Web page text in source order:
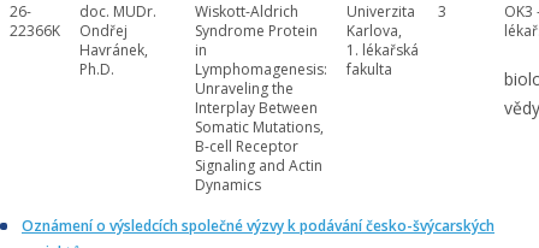
26-
22366K
doc. MUDr.
Ondřej
Havránek,
Ph.D.
Wiskott-Aldrich
Syndrome Protein
in
Lymphomagenesis:
Unraveling the
Interplay Between
Somatic Mutations,
B-cell Receptor
Signaling and Actin
Dynamics
Univerzita
Karlova,
1. lékařská
fakulta
3
OK3
vědy
Oznámení o výsledcích společné výzvy k podávání česko-švýcarských